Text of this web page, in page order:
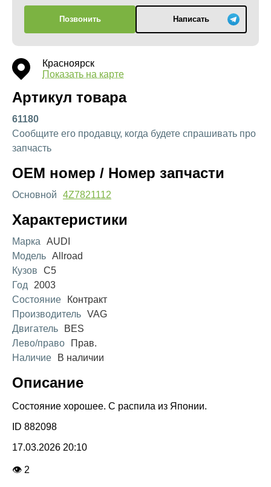
Позвонить Написать
Красноярск
Показать на карте
Артикул товара
61180
Сообщите его продавцу, когда будете спрашивать про
запчасть
OEM номер / Номер запчасти
Основной 4Z7821112
Характеристики
Марка
AUDI
Модель Allroad
Кузов
C5
Год
2003
Состояние
Контракт
Производитель VAG
Двигатель
BES
Лево/право
Прав.
Наличие
В наличии
Описание
Состояние хорошее. С распила из Японии.
ID 882098
17.03.2026 20:10
👁 2